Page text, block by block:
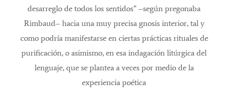
desarreglo de todos los sentidos” –según pregonaba
Rimbaud– hacia una muy precisa gnosis interior, tal y
como podría manifestarse en ciertas prácticas rituales de
purificación, o asimismo, en esa indagación litúrgica del
lenguaje, que se plantea a veces por medio de la
experiencia poética